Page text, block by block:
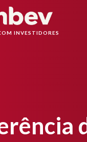
INVESTIDORES